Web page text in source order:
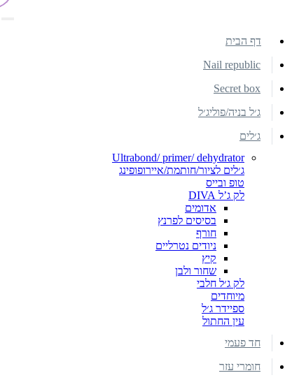
דף הבית
Nail republic
Secret box
ג׳ל בניה/פוליג׳ל
ג׳לים
Ultrabond/ primer/ dehydrator
ג׳לים לציור/חותמת/איירופופינג
טופ ובייס
לק ג’ל DIVA
אדומים
בסיסים לפרנץ
חורף
ניודים נטרליים
קיץ
שחור ולבן
לק ג׳ל חלבי
מיוחדים
ספיידר ג׳ל
עין החתול
חד פעמי
חומרי עזר